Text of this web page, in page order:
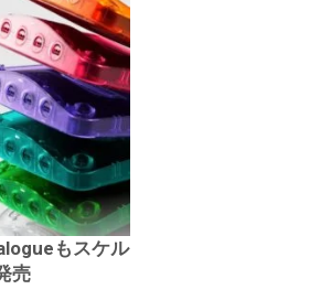
もスケル
売